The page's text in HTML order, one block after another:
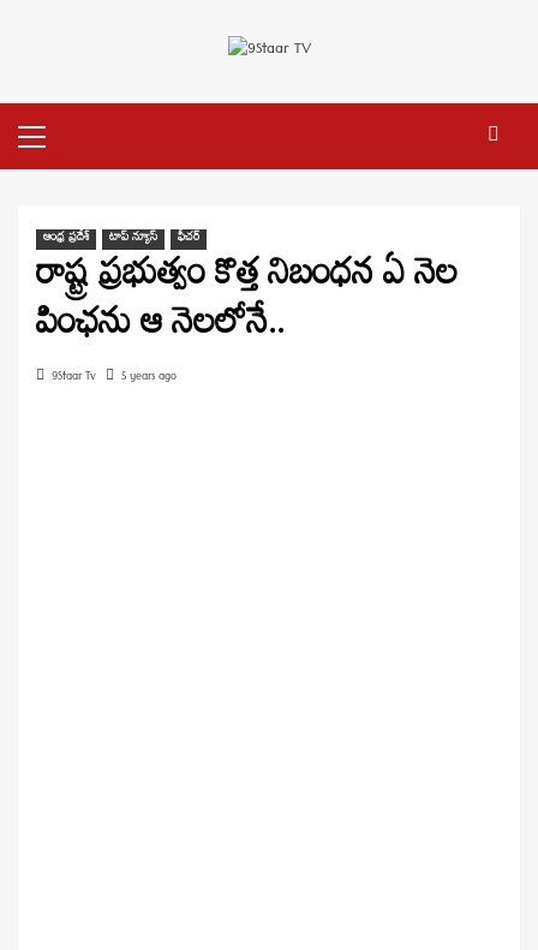
Menu
ఆంధ్ర ప్రదేశ్ టాప్ న్యూస్ ఫీచర్
రాష్ట్ర ప్రభుత్వం కొత్త నిబంధన ఏ నెల
పింఛను ఆ నెలలోనే..
9Staar Tv 5 years ago